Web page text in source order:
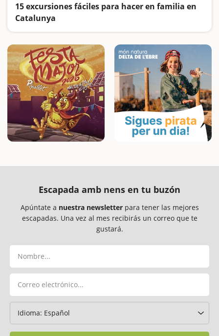
15 excursiones fáciles para hacer en familia en
Catalunya
Escapada amb nens en tu buzón
Apúntate a nuestra newsletterpara tener las mejores
escapadas. Una vez al mes recibirás un correo que te
gustará.